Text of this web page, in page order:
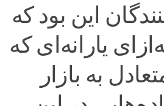
این بود که
یارانه‌ای که
به بازار